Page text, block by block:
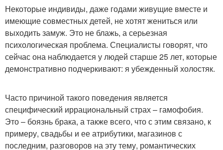
Некоторые индивиды, даже годами живущие вместе и
имеющие совместных детей, не хотят жениться или
выходить замуж. Это не блажь, а серьезная
психологическая проблема. Специалисты говорят, что
сейчас она наблюдается у людей старше 25 лет, которые
демонстративно подчеркивают: я убежденный холостяк.
Часто причиной такого поведения является
специфический иррациональный страх – гамофобия.
Это – боязнь брака, а также всего, что с этим связано, к
примеру, свадьбы и ее атрибутики, магазинов с
последним, разговоров на эту тему, романтических